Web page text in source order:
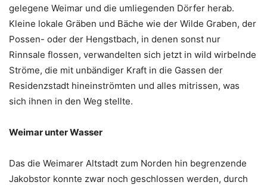
gelegene Weimar und die umliegenden Dörfer herab.
Kleine lokale Gräben und Bäche wie der Wilde Graben, der
Possen- oder der Hengstbach, in denen sonst nur
Rinnsale flossen, verwandelten sich jetzt in wild wirbelnde
Ströme, die mit unbändiger Kraft in die Gassen der
Residenzstadt hineinströmten und alles mitrissen, was
sich ihnen in den Weg stellte.
Weimar unter Wasser
Das die Weimarer Altstadt zum Norden hin begrenzende
Jakobstor konnte zwar noch geschlossen werden, durch